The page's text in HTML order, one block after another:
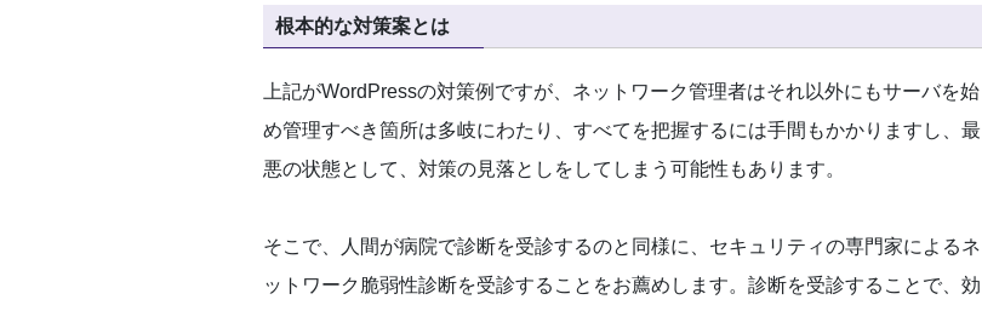
根本的な対策案とは
上記がWordPressの対策例ですが、ネットワーク管理者はそれ以外にもサーバを始
め管理すべき箇所は多岐にわたり、すべてを把握するには手間もかかりますし、最
悪の状態として、対策の見落としをしてしまう可能性もあります。
そこで、人間が病院で診断を受診するのと同様に、セキュリティの専門家によるネ
ットワーク脆弱性診断を受診することをお薦めします。診断を受診することで、効